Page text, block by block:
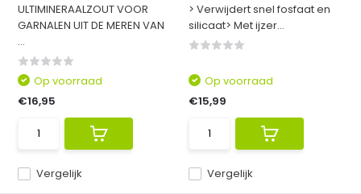
ULTIMINERAALZOUT VOOR
GARNALEN UIT DE MEREN VAN
...
Vergelijk
Op voorraad
€16,95
> Verwijdert snel fosfaat en
silicaat> Met ijzer...
Vergelijk
Op voorraad
€15,99